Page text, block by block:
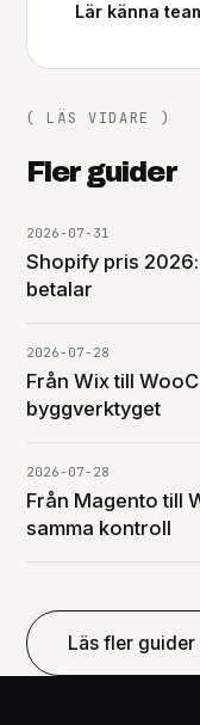
Lär känna
( LÄS VIDARE )
Fler guider
2026-07-31
Shopify pris
betalar
2026-07-28
Från Wix till
byggverktyget
2026-07-28
Från Magento till
samma kontroll
Läs fler guider